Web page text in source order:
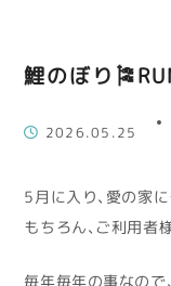
鯉のぼり
2026.05.25
5月に入り、愛の家
もちろん、ご利用者
毎年毎年の事なので